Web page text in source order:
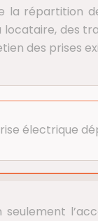
la répartition
des
des prises
électrique